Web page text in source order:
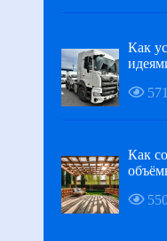
Как
571
Как